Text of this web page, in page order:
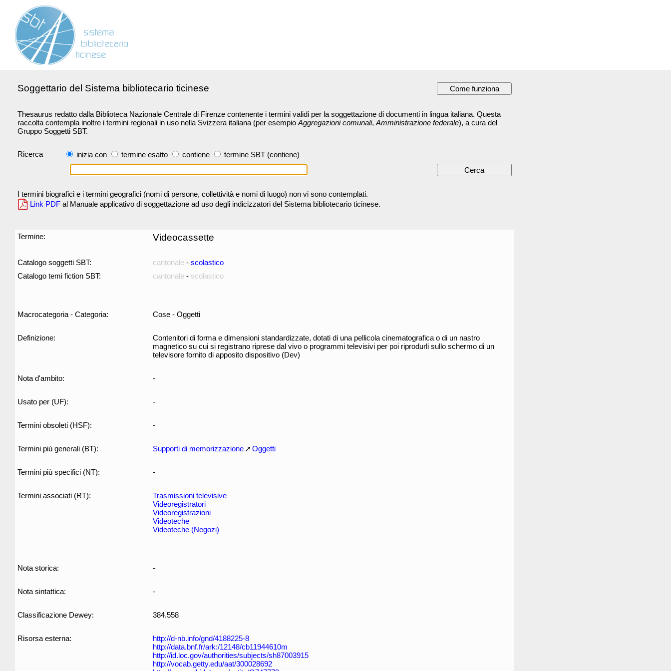
Soggettario del Sistema bibliotecario ticinese
Thesaurus redatto dalla Biblioteca Nazionale Centrale di Firenze contenente i termini validi per la soggettazione di documenti in lingua italiana. Questa
raccolta contempla inoltre i termini regionali in uso nella Svizzera italiana (per esempio Aggregazioni comunali, Amministrazione federale), a cura del
Gruppo Soggetti SBT.
Ricerca inizia con termine esatto contiene termine SBT (contiene)
I termini biografici e i termini geografici (nomi di persone, collettività e nomi di luogo) non vi sono contemplati.
Link PDF al Manuale applicativo di soggettazione ad uso degli indicizzatori del Sistema bibliotecario ticinese.
Termine: Videocassette
Catalogo soggetti SBT: cantonale - scolastico
Catalogo temi fiction SBT:
cantonale - scolastico
Macrocategoria - Categoria: Cose - Oggetti
Definizione:
Contenitori di forma e dimensioni standardizzate, dotati di una pellicola cinematografica o di un nastro
magnetico su cui si registrano riprese dal vivo o programmi televisivi per poi riprodurli sullo schermo di un
televisore fornito di apposito dispositivo (Dev)
Nota d'ambito: -
Usato per (UF): -
Termini obsoleti (HSF): -
Termini più generali (BT): Supporti di memorizzazione Oggetti
Termini più specifici (NT): -
Termini associati (RT):
Trasmissioni televisive
Videoregistratori
Videoregistrazioni
Videoteche
Videoteche (Negozi)
Nota storica: -
Nota sintattica: -
Classificazione Dewey: 384.558
Risorsa esterna:
http://d-nb.info/gnd/4188225-8
http://data.bnf.fr/ark:/12148/cb11944610m
http://id.loc.gov/authorities/subjects/sh87003915
http://vocab.getty.edu/aat/300028692